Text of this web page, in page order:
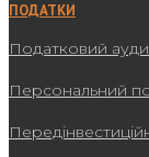
ПОДАТКИ
Податковий
Персональний